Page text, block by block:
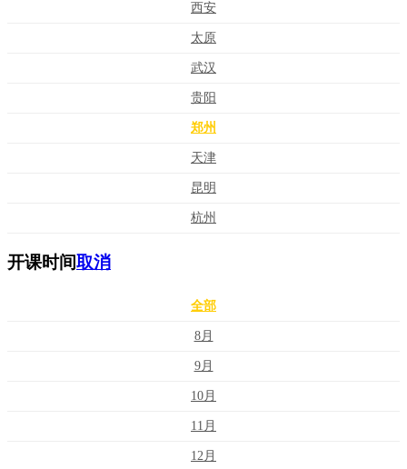
西安
太原
武汉
贵阳
郑州
天津
昆明
杭州
开课时间取消
全部
8月
9月
10月
11月
12月